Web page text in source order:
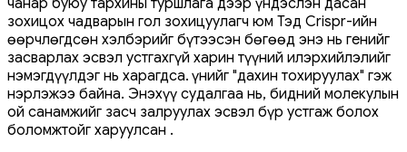
зохицох чадварын гол зохицуулагч юм Тэд Crispr-ийн
өөрчлөгдсөн хэлбэрийг бүтээсэн бөгөөд энэ нь генийг
засварлах эсвэл устгахгүй харин түүний илэрхийлэлийг
нэмэгдүүлдэг нь харагдса. Үүнийг "дахин тохируулах" гэж
нэрлэжээ байна. Энэхүү судалгаа нь, бидний молекулын
ой санамжийг засч залруулах эсвэл бүр устгаж болох
боломжтойг харуулсан .